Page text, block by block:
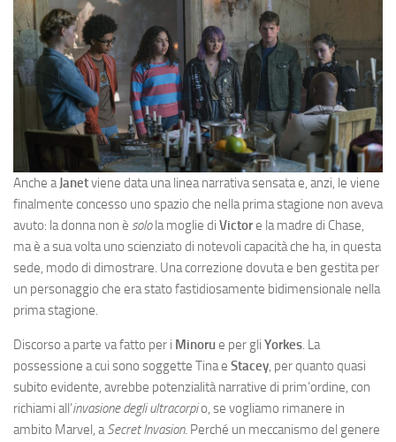
Anche aJanetviene data una linea narrativa sensata e, anzi, le viene
finalmente concesso uno spazio che nella prima stagione non aveva
avuto: la donna non è solola moglie di Victore la madre di Chase,
ma è a sua volta uno scienziato di notevoli capacità che ha, in questa
sede, modo di dimostrare. Una correzione dovuta e ben gestita per
un personaggio che era stato fastidiosamente bidimensionale nella
prima stagione.
Discorso a parte va fatto per i Minorue per gli Yorkes. La
possessione a cui sono soggette Tina e Stacey, per quanto quasi
subito evidente, avrebbe potenzialità narrative di prim’ordine, con
richiami all’invasione degli ultracorpio, se vogliamo rimanere in
ambito Marvel, aSecret Invasion. Perché un meccanismo del genere